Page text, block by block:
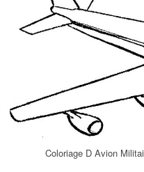
Coloriage D Avion